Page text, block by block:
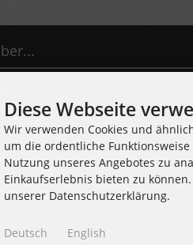
Einstellungen
Diese Webseite
Wir verwenden Cookies und
um die ordentliche
Nutzung unseres Angebotes zu
Einkaufserlebnis bieten zu
unserer Datenschutzerklärung.
Deutsch English